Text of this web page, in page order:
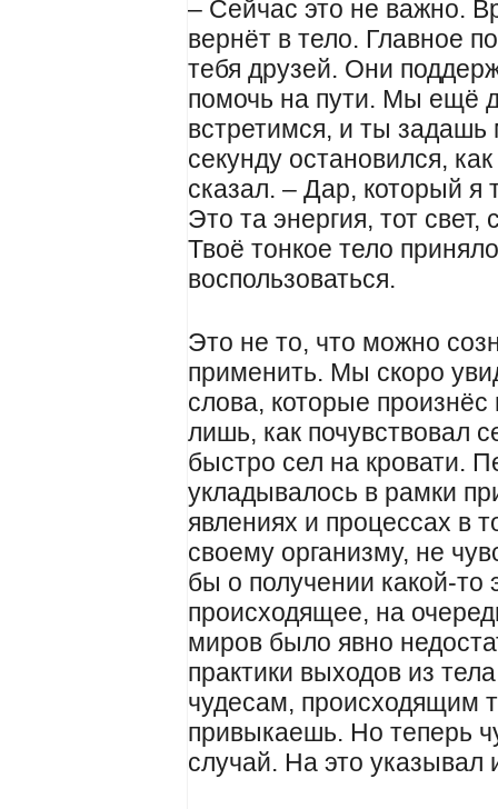
– Сейчас это не важно.
вернёт в тело. Главное
тебя друзей. Они
помочь на пути. Мы ещё
встретимся, и ты
секунду остановился,
сказал. – Дар, который я
Это та энергия, тот
Твоё тонкое тело
воспользоваться.
Это не то, что можно
применить. Мы скоро
слова, которые
лишь, как почувствовал
быстро сел на кровати.
укладывалось в рамки
явлениях и процессах в
своему организму, не
бы о получении какой-то
происходящее, на
миров было явно
практики выходов из
чудесам, происходящим
привыкаешь. Но теперь
случай. На это